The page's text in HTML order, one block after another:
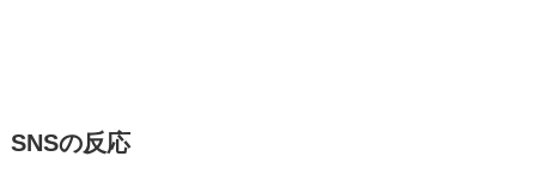
SNSの反応